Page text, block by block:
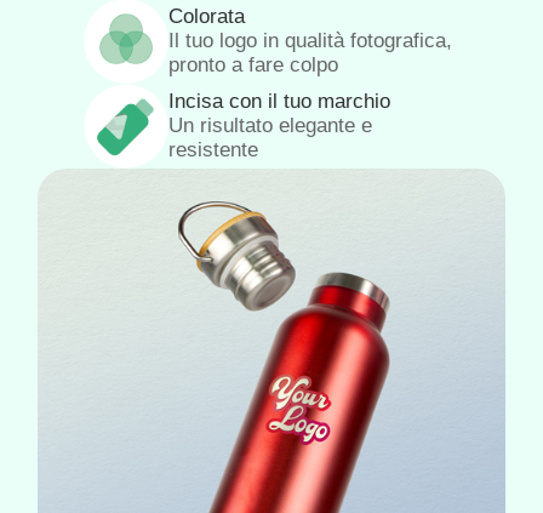
Colorata
Il tuo logo in qualità fotografica,
pronto a fare colpo
Incisa con il tuo marchio
Un risultato elegante e
resistente